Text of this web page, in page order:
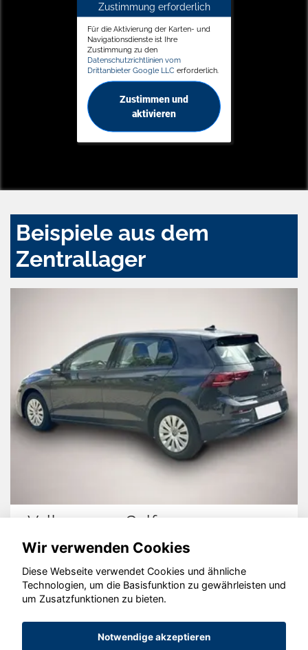
Zustimmung erforderlich
Für die Aktivierung der Karten- und
Navigationsdienste ist Ihre
Zustimmung zu den
Datenschutzrichtlinien vom
Drittanbieter Google LLC erforderlich.
Zustimmen und
aktivieren
Beispiele aus dem
Zentrallager
Volkswagen Golf
© konjunkturmotor.de GmbH 2020 - 2026
Wir verwenden Cookies
Diese Webseite verwendet Cookies und ähnliche
Technologien, um die Basisfunktion zu gewährleisten und
um Zusatzfunktionen zu bieten.
Notwendige akzeptieren